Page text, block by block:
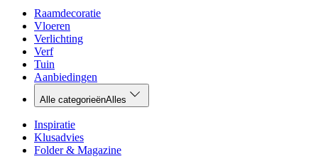
Raamdecoratie
Vloeren
Verlichting
Verf
Tuin
Aanbiedingen
Alle categorieënAlles
Inspiratie
Klusadvies
Folder & Magazine